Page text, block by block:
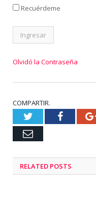
Recuérdeme
Olvidó la Contraseña
COMPARTIR.
Twitter
Email
RELATED POSTS